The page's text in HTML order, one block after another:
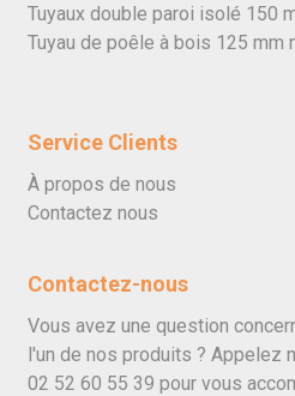
Tuyaux double paroi isolé 150
Tuyau de poêle à bois 125 mm
Service Clients
À propos de nous
Contactez nous
Contactez-nous
Vous avez une question
l'un de nos produits ? Appelez
02 52 60 55 39 pour vous